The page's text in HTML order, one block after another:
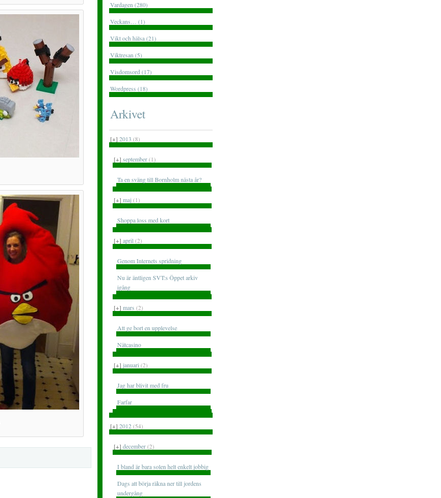
Vardagen (280)
Veckans… (1)
Vikt och hälsa (21)
Viktresan (5)
Visdomsord (17)
Wordpress (18)
Arkivet
[+] 2013 (8)
[+] september(1)
Ta en sväng till Bornholm nästa år?
[+] maj(1)
Shoppa loss med kort
[+] april (2)
Genom Internets spridning
Nu är äntligen SVT:s Öppet arkiv
igång
[+] mars (2)
Att ge bort en upplevelse
Nätcasino
[+] januari (2)
Jag har blivit med fru
Farfar
[+] 2012(54)
[+] december(2)
I bland är bara solen helt enkelt jobbig
Dags att börja räkna ner till jordens
undergång